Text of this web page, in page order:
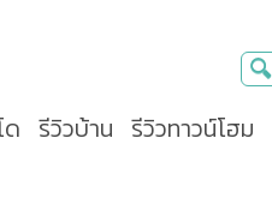
ด รีวิวบ้าน รีวิวทาวน์โฮม